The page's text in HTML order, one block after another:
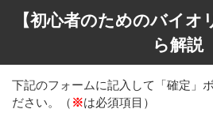
【初心者のためのバイオ
ら解説
下記のフォームに記入して「確定」
ださい。（ ※は必須項目）